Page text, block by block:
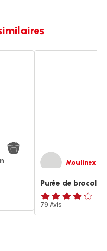
Moulinex
Purée de brocoli
ratings.4.2
79 Avis